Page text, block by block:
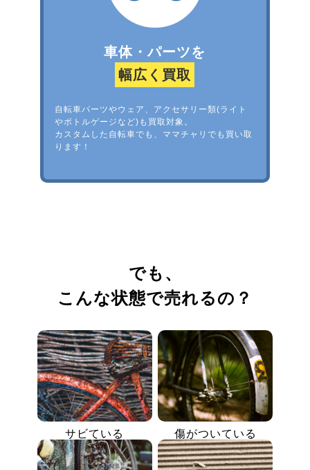
車体・パーツを
幅広く買取
自転車パーツやウェア、アクセサリー類(ライト
やボトルゲージなど)も買取対象。
カスタムした自転車でも、ママチャリでも買い取
ります！
でも、
こんな状態で売れるの？
サビている 傷がついている